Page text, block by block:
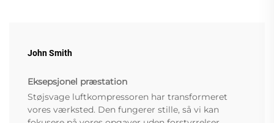
John Smith
Eksepsjonel præstation
Støjsvage luftkompressoren har transformeret
vores værksted. Den fungerer stille, så vi kan